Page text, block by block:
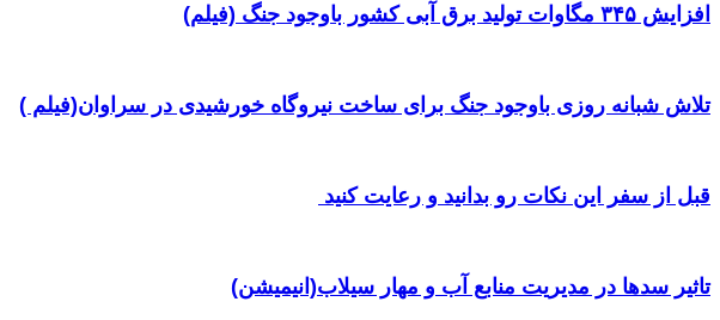
افزایش ۳۴۵ مگاوات تولید برق آبی کشور باوجود جنگ (فیلم)
تلاش شبانه روزی باوجود جنگ برای ساخت نیروگاه خورشیدی در سراوان(فیلم )
قبل از سفر این نکات رو بدانید و رعایت کنید ‌
تاثیر سدها در مدیریت منابع آب و مهار سیلاب(انیمیشن)